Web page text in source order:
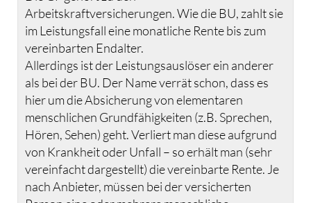
Arbeitskraftversicherungen. Wie die BU, zahlt sie
im Leistungsfall eine monatliche Rente bis zum
vereinbarten Endalter.
Allerdings ist der Leistungsauslöser ein anderer
als bei der BU. Der Name verrät schon, dass es
hier um die Absicherung von elementaren
menschlichen Grundfähigkeiten (z.B. Sprechen,
Hören, Sehen) geht. Verliert man diese aufgrund
von Krankheit oder Unfall – so erhält man (sehr
vereinfacht dargestellt) die vereinbarte Rente. Je
nach Anbieter, müssen bei der versicherten